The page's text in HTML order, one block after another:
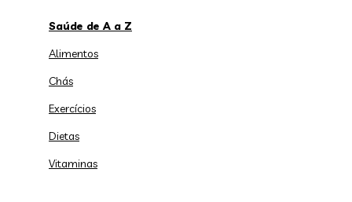
Saúde de A a Z
Alimentos
Chás
Exercícios
Dietas
Vitaminas